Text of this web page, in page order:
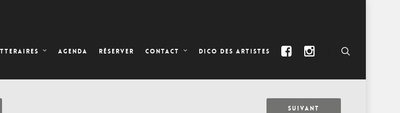
AGENDA RÉSERVER CONTACT DICO DES ARTISTES
SUIVANT